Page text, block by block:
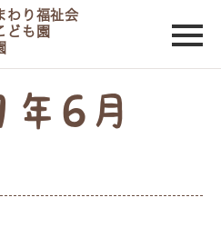
わり福祉会
ども園
6月